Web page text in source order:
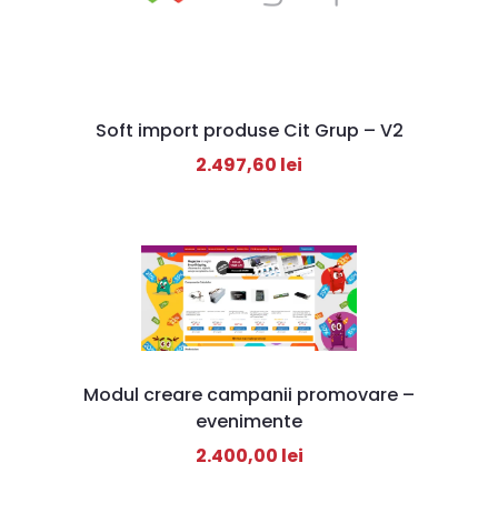
Soft import produse Cit Grup – V2
2.497,60 lei
Modul creare campanii promovare –
evenimente
2.400,00 lei